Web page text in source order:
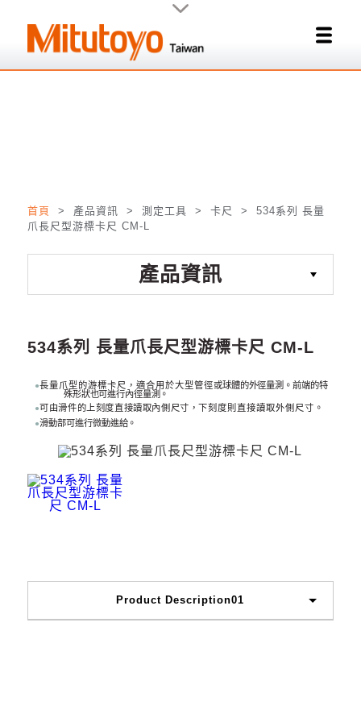
首頁 > 產品資訊 > 測定工具 > 卡尺 > 534系列 長量
爪長尺型游標卡尺 CM-L
產品資訊
534系列 長量爪長尺型游標卡尺 CM-L
●長量爪型的游標卡尺，適合用於大型管徑或球體的外徑量測。前端的特
殊形狀也可進行內徑量測。
●可由滑件的上刻度直接讀取內側尺寸，下刻度則直接讀取外側尺寸。
●滑動部可進行微動進給。
Product Description01
關閉